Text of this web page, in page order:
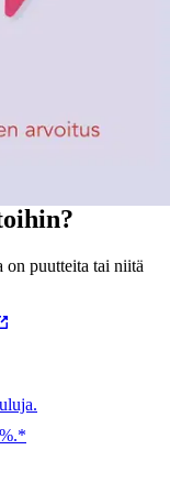
on puutteita tai niitä